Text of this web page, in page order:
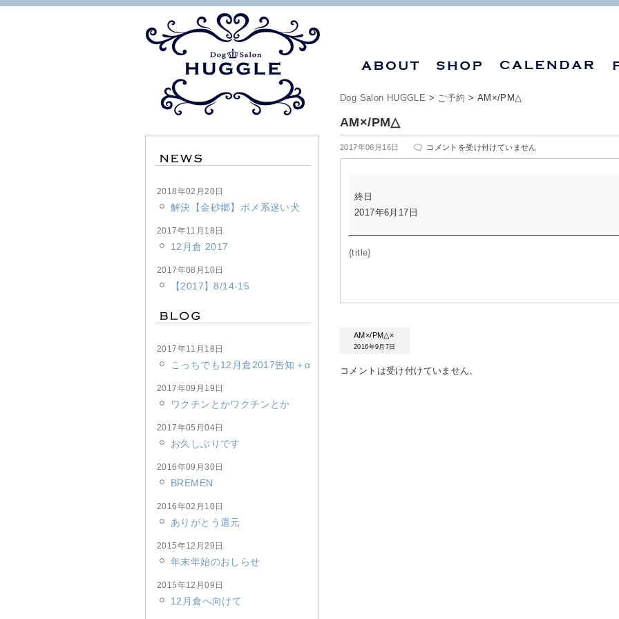
Dog Salon HUGGLE > ご予約 > AM×/PM△
AM×/PM△
2017年06月16日
AM×/PM△
は
コメントを受け付けていません
終日
2017年6月17日
{title}
AM×/PM△×
2016年9月7日
コメントは受け付けていません。
2018年02月20日
解決【金砂郷】ポメ系迷い犬
2017年11月18日
12月倉 2017
2017年08月10日
【2017】8/14-15
2017年11月18日
こっちでも12月倉2017告知＋α
2017年09月19日
ワクチンとかワクチンとか
2017年05月04日
お久しぶりです
2016年09月30日
BREMEN
2016年02月10日
ありがとう還元
2015年12月29日
年末年始のおしらせ
2015年12月09日
12月倉へ向けて